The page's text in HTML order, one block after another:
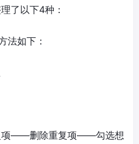
了以下4种：
法如下：
——删除重复项——勾选想